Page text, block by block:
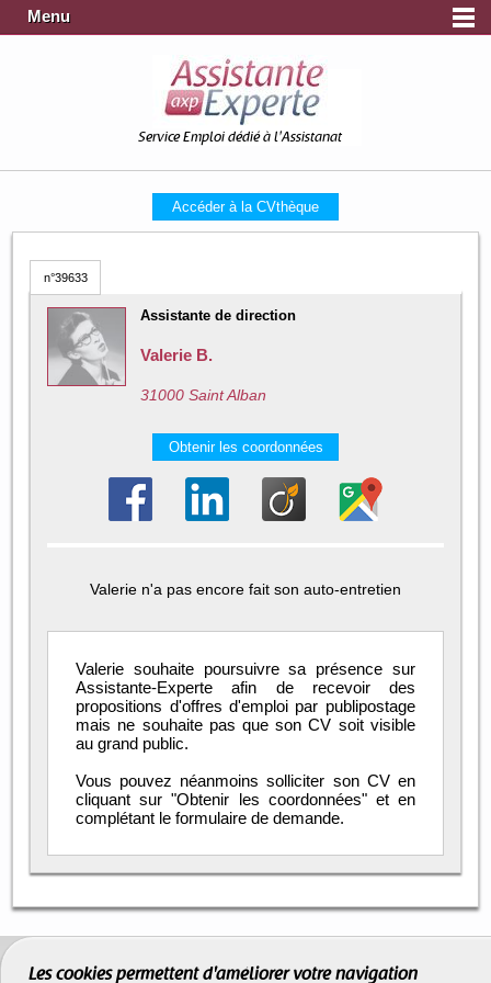
Menu
Service Emploi dédié à l'Assistanat
Accéder à la CVthèque
n°39633
Assistante de direction
Valerie B.
31000 Saint Alban
Obtenir les coordonnées
Valerie n'a pas encore fait son auto-entretien
Valerie souhaite poursuivre sa présence sur
Assistante-Experte afin de recevoir des
propositions d'offres d'emploi par publipostage
mais ne souhaite pas que son CV soit visible
au grand public.
Vous pouvez néanmoins solliciter son CV en
cliquant sur "Obtenir les coordonnées" et en
complétant le formulaire de demande.
Les cookies permettent d'améliorer votre navigation